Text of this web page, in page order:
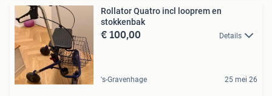
Rollator Quatro incl looprem en
stokkenbak
€ 100,00 Details
's-Gravenhage 25 mei 26